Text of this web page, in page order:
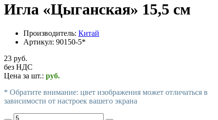
Игла «Цыганская» 15,5 см
Производитель: Китай
Артикул: 90150-5*
23 руб.
без НДС
Цена за шт.: руб.
* Обратите внимание: цвет изображения может отличаться в
зависимости от настроек вашего экрана